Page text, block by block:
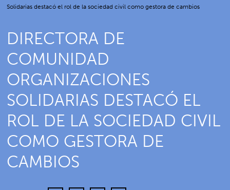
Solidarias destacó el rol de la sociedad civil como gestora de cambios
DIRECTORA DE
COMUNIDAD
ORGANIZACIONES
SOLIDARIAS DESTACÓ EL
ROL DE LA SOCIEDAD CIVIL
COMO GESTORA DE
CAMBIOS